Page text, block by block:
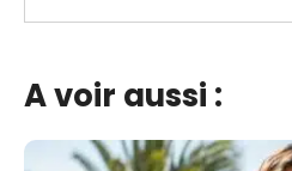
A voir aussi :